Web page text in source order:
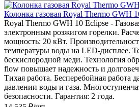
Колонка газовая Royal Thermo GWH
Royal Thermo GWH 10 Eclipse -
электронным розжигом горелки.
мощность: 20 кВт.
температуры воды на LED-дисплее.
бескислородной меди. Технология
flow повышает надежность и
Тихая работа. Бесперебойная работа
давлении воды и газа.
безопасности. Гарантия: 2 года.